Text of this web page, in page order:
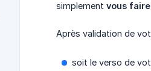
simplement vous
Après validation de
soit le verso de